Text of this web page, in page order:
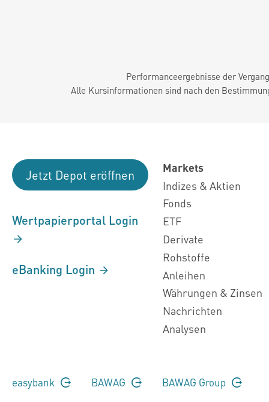
Performanceergebnisse der
Alle Kursinformationen sind nach den
Jetzt Depot eröffnen
Wertpapierportal Login
eBanking Login
Markets
Indizes & Aktien
Fonds
ETF
Derivate
Rohstoffe
Anleihen
Währungen & Zinsen
Nachrichten
Analysen
easybank BAWAG BAWAG Group